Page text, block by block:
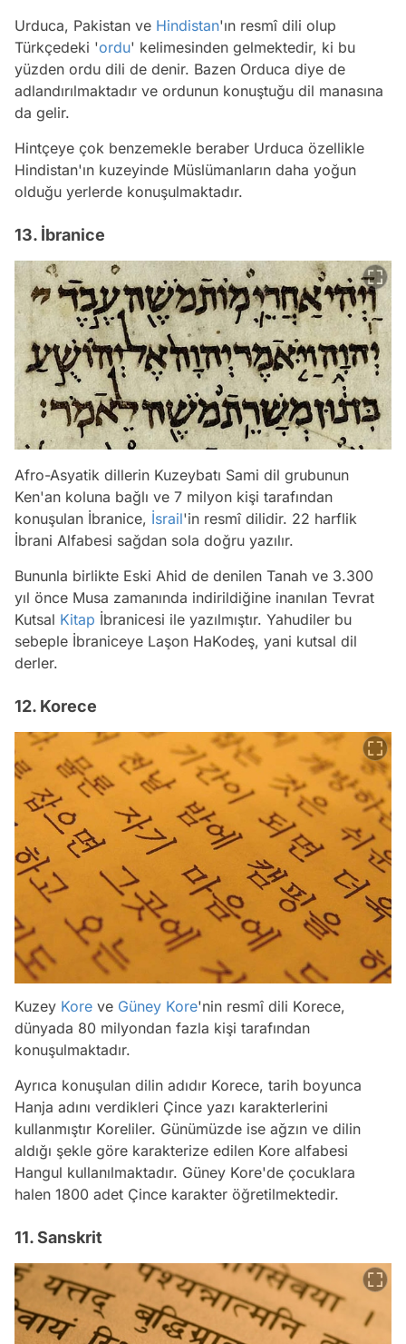
Urduca, Pakistan ve Hindistan'ın resmî dili olup
Türkçedeki 'ordu' kelimesinden gelmektedir, ki bu
yüzden ordu dili de denir. Bazen Orduca diye de
adlandırılmaktadır ve ordunun konuştuğu dil manasına
da gelir.
Hintçeye çok benzemekle beraber Urduca özellikle
Hindistan'ın kuzeyinde Müslümanların daha yoğun
olduğu yerlerde konuşulmaktadır.
13. İbranice
Afro-Asyatik dillerin Kuzeybatı Sami dil grubunun
Ken'an koluna bağlı ve 7 milyon kişi tarafından
konuşulan İbranice, İsrail'in resmî dilidir. 22 harflik
İbrani Alfabesi sağdan sola doğru yazılır.
Bununla birlikte Eski Ahid de denilen Tanah ve 3.300
yıl önce Musa zamanında indirildiğine inanılan Tevrat
Kutsal Kitap İbranicesi ile yazılmıştır. Yahudiler bu
sebeple İbraniceye Laşon HaKodeş, yani kutsal dil
derler.
12. Korece
Kuzey Kore ve Güney Kore'nin resmî dili Korece,
dünyada 80 milyondan fazla kişi tarafından
konuşulmaktadır.
Ayrıca konuşulan dilin adıdır Korece, tarih boyunca
Hanja adını verdikleri Çince yazı karakterlerini
kullanmıştır Koreliler. Günümüzde ise ağzın ve dilin
aldığı şekle göre karakterize edilen Kore alfabesi
Hangul kullanılmaktadır. Güney Kore'de çocuklara
halen 1800 adet Çince karakter öğretilmektedir.
11. Sanskrit